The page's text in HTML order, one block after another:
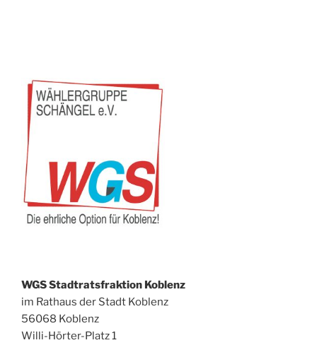
WGS Stadtratsfraktion Koblenz
im Rathaus der Stadt Koblenz
56068 Koblenz
Willi-Hörter-Platz 1